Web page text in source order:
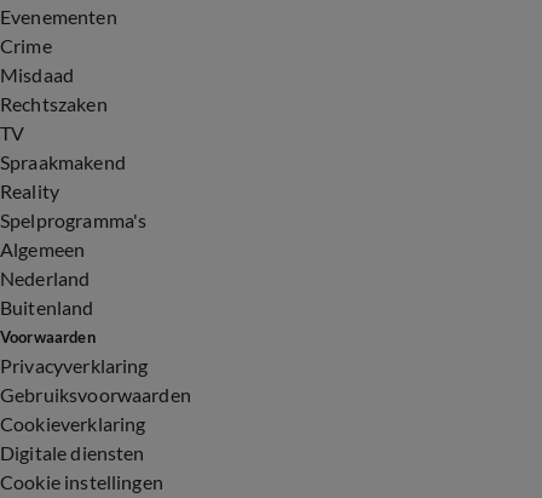
Evenementen
Crime
Misdaad
Rechtszaken
TV
Spraakmakend
Reality
Spelprogramma's
Algemeen
Nederland
Buitenland
Voorwaarden
Privacyverklaring
Gebruiksvoorwaarden
Cookieverklaring
Digitale diensten
Cookie instellingen